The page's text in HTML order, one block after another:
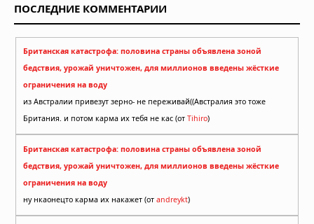
ПОСЛЕДНИЕ КОММЕНТАРИИ
Британская катастрофа: половина страны объявлена зоной
бедствия, урожай уничтожен, для миллионов введены жёсткие
ограничения на воду
из Австралии привезут зерно- не переживай((Австралия это тоже
Британия. и потом карма их тебя не кас (от Tihiro)
Британская катастрофа: половина страны объявлена зоной
бедствия, урожай уничтожен, для миллионов введены жёсткие
ограничения на воду
ну нкаонецто карма их накажет (от andreykt)